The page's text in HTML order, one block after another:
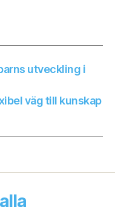
utveckling i
väg till kunskap